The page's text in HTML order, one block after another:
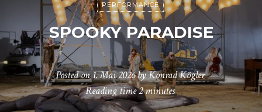
PERFORMANCE
SPOOKY PARADISE
Posted on1. Mai 2026byKonrad Kögler
Reading time2 minutes